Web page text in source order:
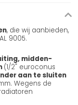
, die wij aanbieden,
9005.
midden-
(1/2" euroconus
aan te sluiten
Wegens de